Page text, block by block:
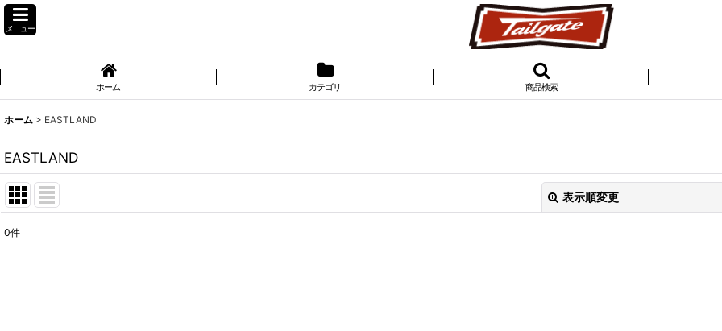
メニュー
ホーム カテゴリ 商品検索
ホーム > EASTLAND
EASTLAND
表示順変更
0件